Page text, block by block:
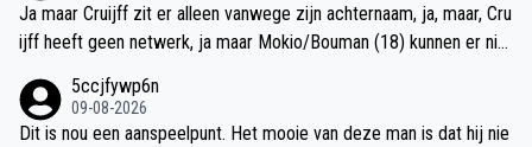
Ja maar Cruijff zit er alleen vanwege zijn achternaam, ja, maar, Cru
ijff heeft geen netwerk, ja maar Mokio/Bouman (18) kunnen er nik
5ccjfywp6n
09-08-2026
Dit is nou een aanspeelpunt. Het mooie van deze man is dat hij nie